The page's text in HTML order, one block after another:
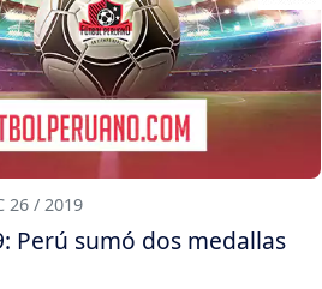
26 / 2019
Perú sumó dos medallas